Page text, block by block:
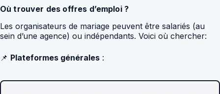
Où trouver des offres d’emploi ?
Les organisateurs de mariage peuvent être salariés (au
sein d’une agence) ou indépendants. Voici où chercher:
📌 Plateformes générales :